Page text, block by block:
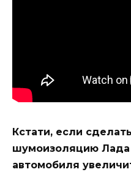
Кстати, если
шумоизоляцию Лада
автомобиля